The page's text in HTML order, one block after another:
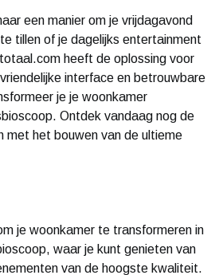
een manier om je vrijdagavond
tillen of je dagelijks entertainment
heeft de oplossing voor
interface en betrouwbare
je je woonkamer
Ontdek vandaag nog de
met het bouwen van de ultieme
je woonkamer te transformeren in
waar je kunt genieten van
van de hoogste kwaliteit.